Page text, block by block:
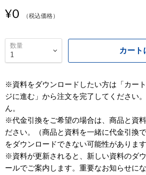
¥0 （税込価格）
数量
カート
※資料をダウンロードしたい方は「カー
ジに進む」から注文を完了してください
ん。
※代金引換をご希望の場合は、商品と資
ださい。（商品と資料を一緒に代金引換
をダウンロードできない可能性があります
※資料が更新されると、新しい資料のダ
ールでご案内します。重要なお知らせに